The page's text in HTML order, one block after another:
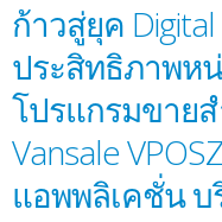
ก้าวสู่ยุค
ประสิทธิภาพห
โปรแกรมขาย
Vansale
แอพพลิเคชั่น